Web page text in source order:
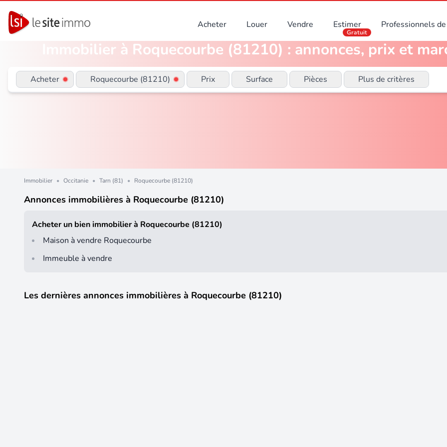
Acheter Louer Vendre Estimer
Gratuit
Professionnels
Immobilier à Roquecourbe (81210) : annonces, prix et
Acheter Roquecourbe (81210) Prix Surface Pièces Plus de critères
Immobilier • Occitanie • Tarn (81) • Roquecourbe (81210)
Annonces immobilières à Roquecourbe (81210)
Acheter un bien immobilier à Roquecourbe (81210)
Maison à vendre Roquecourbe
Immeuble à vendre
Les dernières annonces immobilières à Roquecourbe (81210)